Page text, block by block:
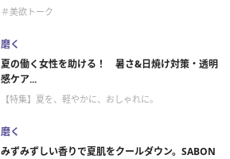
＃美欲トーク
磨く
夏の働く女性を助ける！ 暑さ&日焼け対策・透明
感ケア...
【特集】夏を、軽やかに、おしゃれに。
磨く
みずみずしい香りで夏肌をクールダウン。SABON